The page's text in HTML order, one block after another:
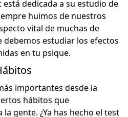
dedicada a su estudio de
huimos de nuestros
vital de muchas de
debemos estudiar los efectos
en tu psique.
importantes desde la
hábitos que
gente. ¿Ya has hecho el test